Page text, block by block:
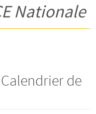
Nationale
de